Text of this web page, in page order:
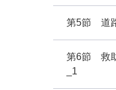
第5節 道
第6節 救
_1